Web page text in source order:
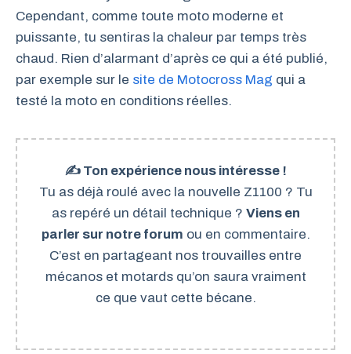
Cependant, comme toute moto moderne et
puissante, tu sentiras la chaleur par temps très
chaud. Rien d’alarmant d’après ce qui a été publié,
par exemple sur le site de Motocross Mag qui a
testé la moto en conditions réelles.
✍️ Ton expérience nous intéresse !
Tu as déjà roulé avec la nouvelle Z1100 ? Tu
as repéré un détail technique ? Viens en
parler sur notre forum ou en commentaire.
C’est en partageant nos trouvailles entre
mécanos et motards qu’on saura vraiment
ce que vaut cette bécane.